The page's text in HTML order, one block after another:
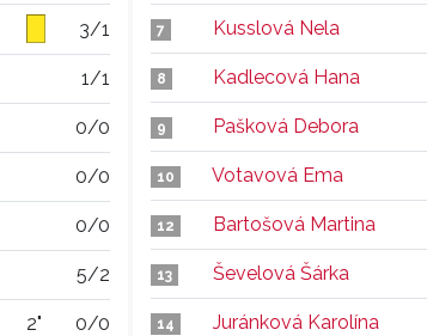
3/1
1/1
0/0
0/0
0/0
5/2
2" 0/0
7 Kusslová Nela
8 Kadlecová Hana
9 Pašková Debora
10 Votavová Ema
12 Bartošová Martina
13 Ševelová Šárka
14 Juránková Karolína